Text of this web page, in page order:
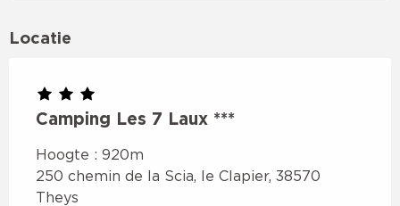
Locatie
Camping Les 7 Laux ***
Hoogte : 920m
250 chemin de la Scia, le Clapier, 38570
Theys